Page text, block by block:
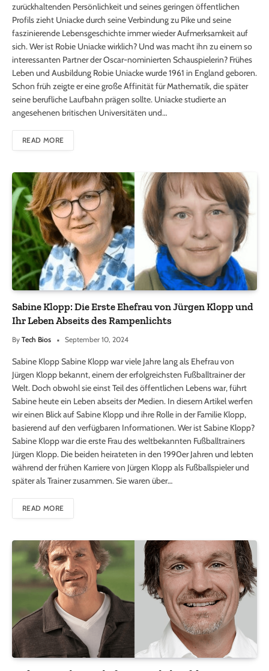
zurückhaltenden Persönlichkeit und seines geringen öffentlichen
Profils zieht Uniacke durch seine Verbindung zu Pike und seine
faszinierende Lebensgeschichte immer wieder Aufmerksamkeit auf
sich. Wer ist Robie Uniacke wirklich? Und was macht ihn zu einem so
interessanten Partner der Oscar-nominierten Schauspielerin? Frühes
Leben und Ausbildung Robie Uniacke wurde 1961 in England geboren.
Schon früh zeigte er eine große Affinität für Mathematik, die später
seine berufliche Laufbahn prägen sollte. Uniacke studierte an
angesehenen britischen Universitäten und…
READ MORE
Sabine Klopp: Die Erste Ehefrau von Jürgen Klopp und
Ihr Leben Abseits des Rampenlichts
By Tech Bios September 10, 2024
Sabine Klopp Sabine Klopp war viele Jahre lang als Ehefrau von
Jürgen Klopp bekannt, einem der erfolgreichsten Fußballtrainer der
Welt. Doch obwohl sie einst Teil des öffentlichen Lebens war, führt
Sabine heute ein Leben abseits der Medien. In diesem Artikel werfen
wir einen Blick auf Sabine Klopp und ihre Rolle in der Familie Klopp,
basierend auf den verfügbaren Informationen. Wer ist Sabine Klopp?
Sabine Klopp war die erste Frau des weltbekannten Fußballtrainers
Jürgen Klopp. Die beiden heirateten in den 1990er Jahren und lebten
während der frühen Karriere von Jürgen Klopp als Fußballspieler und
später als Trainer zusammen. Sie waren über…
READ MORE